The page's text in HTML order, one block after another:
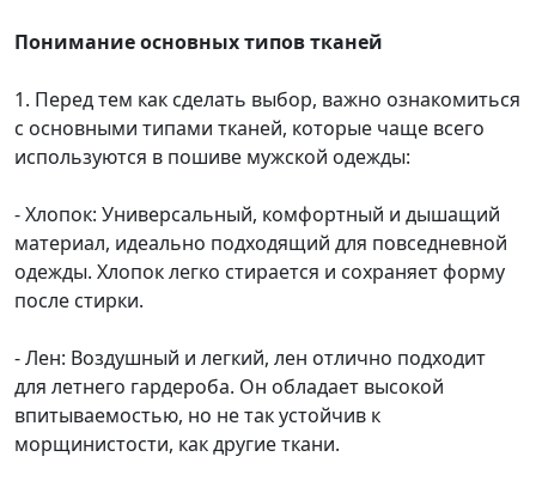
Понимание основных типов тканей
1. Перед тем как сделать выбор, важно ознакомиться
с основными типами тканей, которые чаще всего
используются в пошиве мужской одежды:
- Хлопок: Универсальный, комфортный и дышащий
материал, идеально подходящий для повседневной
одежды. Хлопок легко стирается и сохраняет форму
после стирки.
- Лен: Воздушный и легкий, лен отлично подходит
для летнего гардероба. Он обладает высокой
впитываемостью, но не так устойчив к
морщинистости, как другие ткани.